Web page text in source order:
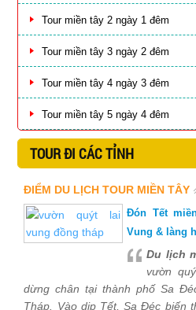
Tour miền tây 2 ngày 1 đêm
Tour miền tây 3 ngày 2 đêm
Tour miền tây 4 ngày 3 đêm
Tour miền tây 5 ngày 4 đêm
TOUR ĐI CÁC TỈNH
ĐIỂM DU LỊCH TOUR MIỀN TÂY
Đón Tết
Vung & làng
Du lịch
vườn
dừng chân tại thành phố Sa
Tháp. Vào dịp Tết, Sa Đéc biến